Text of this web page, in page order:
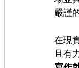
嚴謹
在現
且有